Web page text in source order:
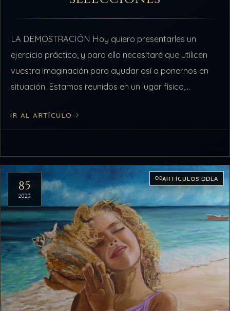
LA DEMOSTRACIÓN Hoy quiero presentarles un
ejercicio práctico, y para ello necesitaré que utilicen
vuestra imaginación para ayudar así a ponernos en
situación. Estamos reunidos en un lugar físico,
IR AL ARTÍCULO
85
2020
ARTÍCULOS DDLA